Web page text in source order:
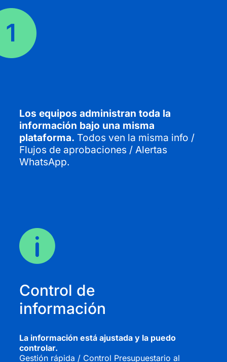
Los equipos administran toda la
información bajo una misma
plataforma. Todos ven la misma info /
Flujos de aprobaciones / Alertas
WhatsApp.
Control de
información
La información está ajustada y la puedo
controlar.
Gestión rápida / Control Presupuestario al